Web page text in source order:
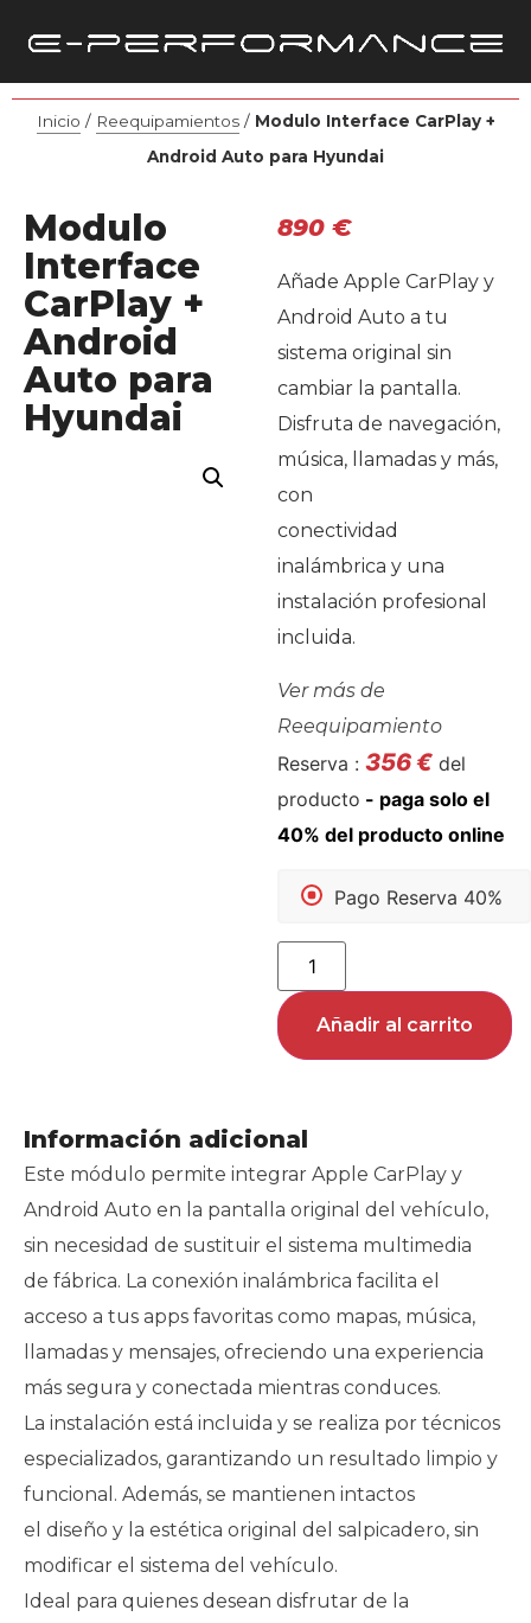
Inicio / Reequipamientos/ Modulo Interface CarPlay +
Android Auto para Hyundai
Modulo
Interface
CarPlay +
Android
Auto para
Hyundai
890 €
Añade Apple CarPlay y
Android Auto a tu
sistema original sin
cambiar la pantalla.
Disfruta de navegación,
música, llamadas y más,
con
conectividad
inalámbrica y una
instalación profesional
incluida.
Ver más de
Reequipamiento
Reserva : 356€ del
producto
Pago Reserva 40%
Añadir al carrito
Información adicional
Este módulo permite integrar Apple CarPlay y
Android Auto en la pantalla original del vehículo,
sin necesidad de sustituir el sistema multimedia
de fábrica. La conexión inalámbrica facilita el
acceso a tus apps favoritas como mapas, música,
llamadas y mensajes, ofreciendo una experiencia
más segura y conectada mientras conduces.
La instalación está incluida y se realiza por técnicos
especializados, garantizando un resultado limpio y
funcional. Además, se mantienen intactos
el diseño y la estética original del salpicadero, sin
modificar el sistema del vehículo.
Ideal para quienes desean disfrutar de la